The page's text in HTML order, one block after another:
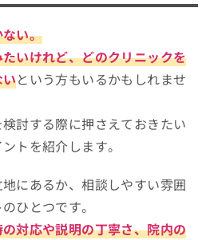
い。
いけれど、どのクリニックを
という方もいるかもしれませ
討する際に押さえておきたい
トを紹介します。
にあるか、相談しやすい雰囲
ひとつです。
対応や説明の丁寧さ、院内の